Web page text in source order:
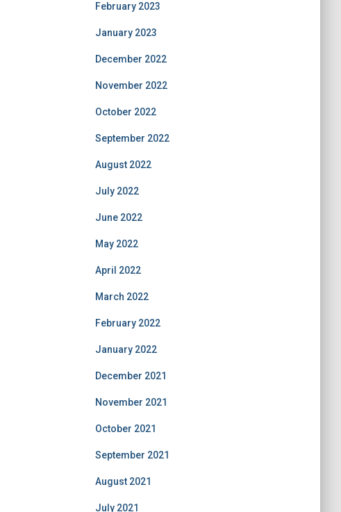
February 2023
January 2023
December 2022
November 2022
October 2022
September 2022
August 2022
July 2022
June 2022
May 2022
April 2022
March 2022
February 2022
January 2022
December 2021
November 2021
October 2021
September 2021
August 2021
July 2021